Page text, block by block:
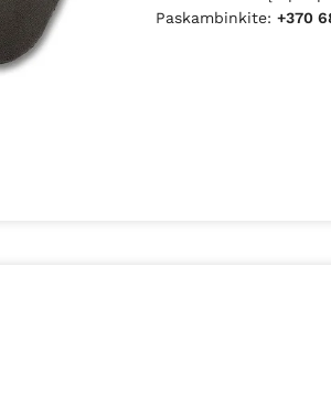
Paskambinkite:+370